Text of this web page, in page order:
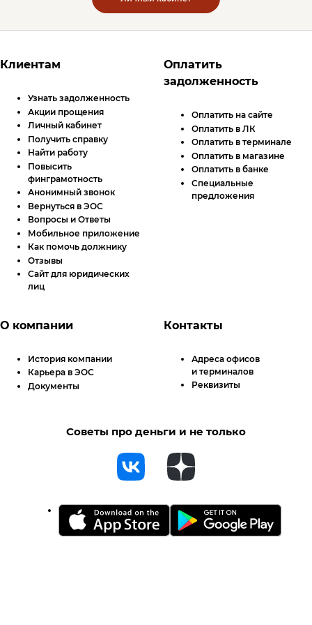
Футер сайта
Клиентам
Узнать задолженность
Акции прощения
Личный кабинет
Получить справку
Найти работу
Повысить
финграмотность
Анонимный звонок
Вернуться в ЭОС
Вопросы и Ответы
Мобильное приложение
Как помочь должнику
Отзывы
Сайт для юридических
лиц
Оплатить
задолженность
Оплатить на сайте
Оплатить вЛК
Оплатить в терминале
Оплатить в магазине
Оплатить в банке
Специальные
предложения
О компании
История компании
Карьера в ЭОС
Документы
Контакты
Адреса офисов
и терминалов
Реквизиты
Советы про деньги и не только